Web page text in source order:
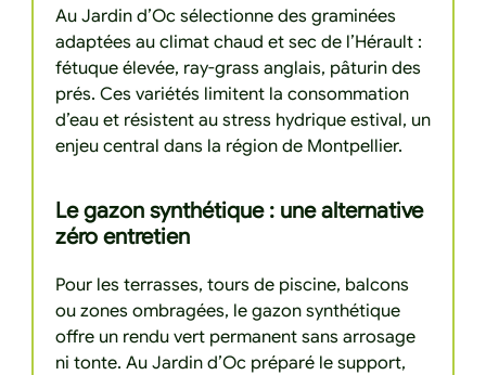
Au Jardin d’Oc sélectionne des graminées
adaptées au climat chaud et sec de l’Hérault :
fétuque élevée, ray-grass anglais, pâturin des
prés. Ces variétés limitent la consommation
d’eau et résistent au stress hydrique estival, un
enjeu central dans la région de Montpellier.
Le gazon synthétique : une alternative
zéro entretien
Pour les terrasses, tours de piscine, balcons
ou zones ombragées, le gazon synthétique
offre un rendu vert permanent sans arrosage
ni tonte. Au Jardin d’Oc préparé le support,